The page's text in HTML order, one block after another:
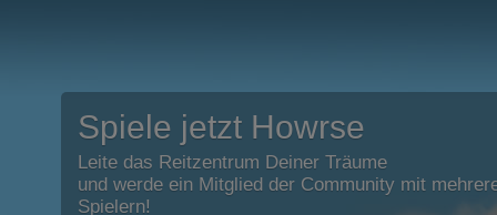
Spiele jetzt Howrse
Leite das Reitzentrum Deiner Träume
und werde ein Mitglied der Community mit
Spielern!